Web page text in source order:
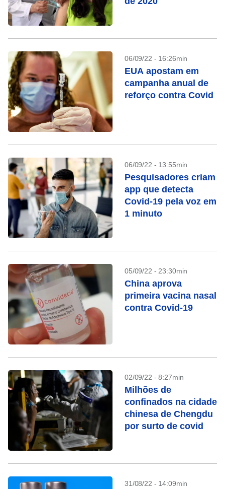
06/09/22 - 16:26min
EUA apostam em
campanha anual de
reforço contra Covid
06/09/22 - 13:55min
Pesquisadores criam
app que detecta
Covid-19 pela voz em
1 minuto
05/09/22 - 23:30min
China aprova
primeira vacina nasal
contra Covid-19
02/09/22 - 8:27min
Milhões de
confinados na cidade
chinesa de Chengdu
por surto de covid
31/08/22 - 14:09min